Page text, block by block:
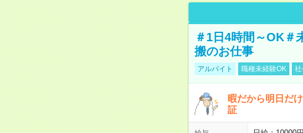
＃1日4時間～OK＃
搬のお仕事
アルバイト 職種未経験OK 社
暇だから明日だ
証